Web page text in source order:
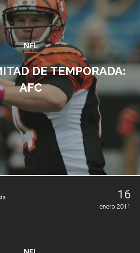
NFL
DE TEMPORADA:
AFC
16
enero 2011